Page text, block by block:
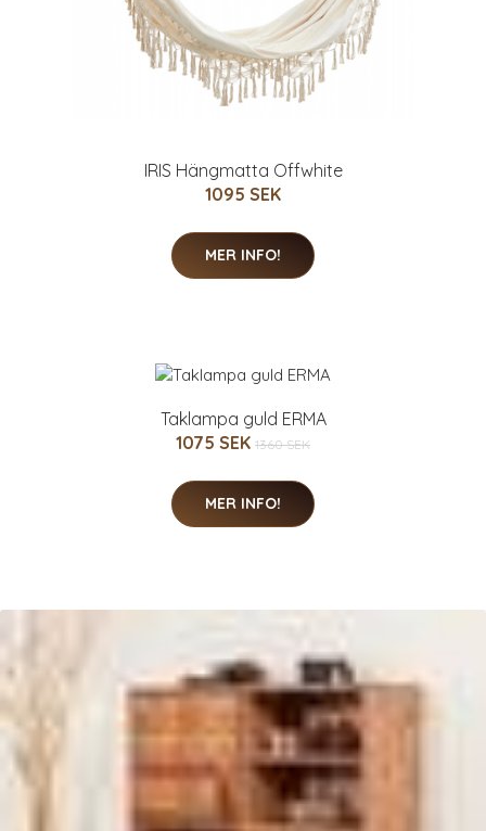
IRIS Hängmatta Offwhite
1095 SEK
MER INFO!
Taklampa guld ERMA
1075 SEK 1360 SEK
MER INFO!